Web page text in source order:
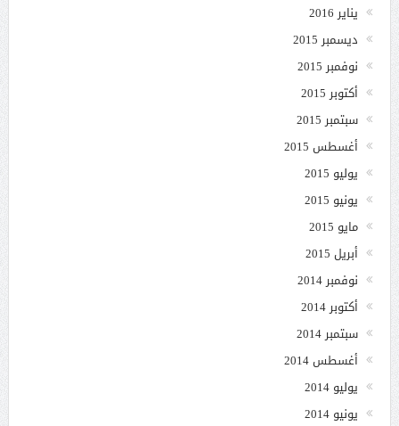
يناير 2016
ديسمبر 2015
نوفمبر 2015
أكتوبر 2015
سبتمبر 2015
أغسطس 2015
يوليو 2015
يونيو 2015
مايو 2015
أبريل 2015
نوفمبر 2014
أكتوبر 2014
سبتمبر 2014
أغسطس 2014
يوليو 2014
يونيو 2014